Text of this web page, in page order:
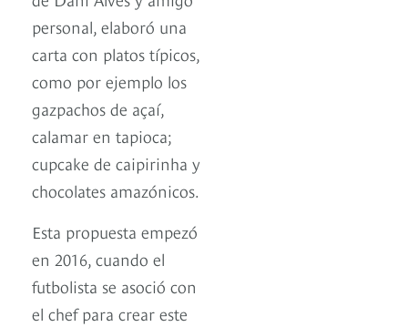
personal, elaboró una
carta con platos típicos,
como por ejemplo los
gazpachos de açaí,
calamar en tapioca;
cupcake de caipirinha y
chocolates amazónicos.
Esta propuesta empezó
en 2016, cuando el
futbolista se asoció con
el chef para crear este